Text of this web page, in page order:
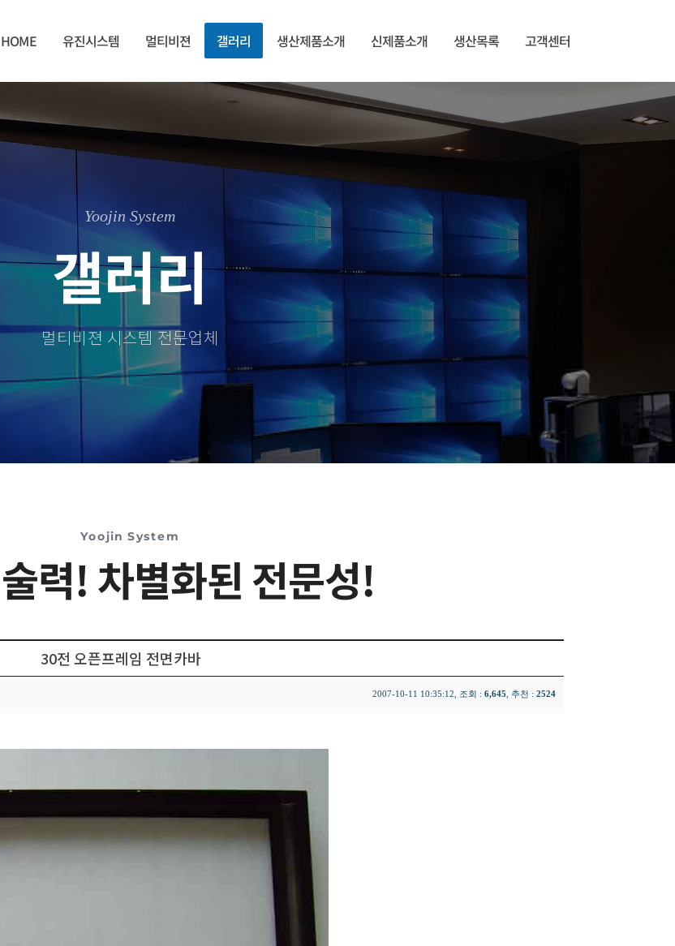
HOME 유진시스템 멀티비젼 갤러리 생산제품소개 신제품소개 생산목록 고객센터
Yoojin System
갤러리
멀티비젼 시스템 전문업체
Yoojin System
력! 차별화된 전문성!
30전 오픈프레임 전면카바
2007-10-11 10:35:12, 조회 : 6,645 , 추천 : 2524